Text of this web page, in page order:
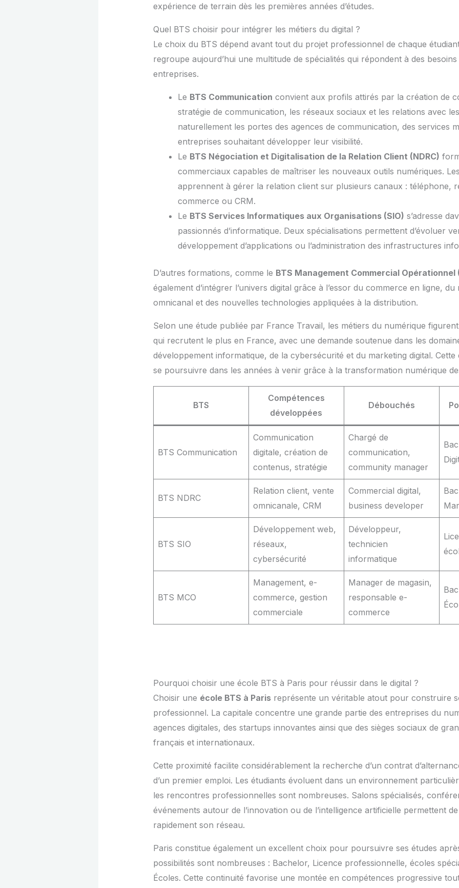
expérience de terrain dès les premières années d’études.
Quel BTS choisir pour intégrer les métiers du digital ?
Le choix du BTS dépend avant tout du projet professionnel de chaque
regroupe aujourd’hui une multitude de spécialités qui répondent à des
entreprises.
Le BTS Communication convient aux profils attirés par la création de
stratégie de communication, les réseaux sociaux et les relations avec
naturellement les portes des agences de communication, des services
entreprises souhaitant développer leur visibilité.
Le BTS Négociation et Digitalisation de la Relation Client (NDRC)
commerciaux capables de maîtriser les nouveaux outils numériques.
apprennent à gérer la relation client sur plusieurs canaux : téléphone,
commerce ou CRM.
Le BTS Services Informatiques aux Organisations (SIO) s’adresse
passionnés d’informatique. Deux spécialisations permettent d’évoluer
développement d’applications ou l’administration des infrastructures
D’autres formations, comme le BTS Management Commercial Opérationnel
également d’intégrer l’univers digital grâce à l’essor du commerce en ligne, du
omnicanal et des nouvelles technologies appliquées à la distribution.
Selon une étude publiée par France Travail, les métiers du numérique
qui recrutent le plus en France, avec une demande soutenue dans les
développement informatique, de la cybersécurité et du marketing digital. Cette
se poursuivre dans les années à venir grâce à la transformation numérique
BTS
Compétences
développées
Débouchés
BTS Communication
Communication
digitale, création de
contenus, stratégie
Chargé de
communication,
community manager
BTS NDRC
Relation client, vente
omnicanale, CRM
Commercial digital,
business developer
BTS SIO
Développement web,
réseaux,
cybersécurité
Développeur,
technicien
informatique
BTS MCO
Management, e-
commerce, gestion
commerciale
Manager de magasin,
responsable e-
commerce
Pourquoi choisir une école BTS à Paris pour réussir dans le digital ?
Choisir une école BTS à Parisreprésente un véritable atout pour construire
professionnel. La capitale concentre une grande partie des entreprises du
agences digitales, des startups innovantes ainsi que des sièges sociaux de
français et internationaux.
Cette proximité facilite considérablement la recherche d’un contrat
d’un premier emploi. Les étudiants évoluent dans un environnement
les rencontres professionnelles sont nombreuses. Salons spécialisés,
événements autour de l’innovation ou de l’intelligence artificielle permettent
rapidement son réseau.
Paris constitue également un excellent choix pour poursuivre ses études
possibilités sont nombreuses : Bachelor, Licence professionnelle, écoles
Écoles. Cette continuité favorise une montée en compétences progressive